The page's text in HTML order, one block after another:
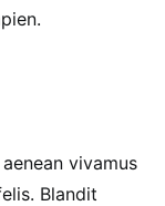
Blandit